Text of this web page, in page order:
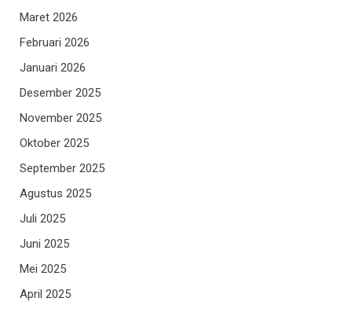
Maret 2026
Februari 2026
Januari 2026
Desember 2025
November 2025
Oktober 2025
September 2025
Agustus 2025
Juli 2025
Juni 2025
Mei 2025
April 2025